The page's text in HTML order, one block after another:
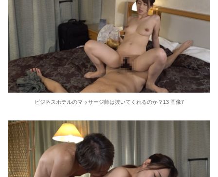
ビジネスホテルのマッサージ師は抜いてくれるのか？13 画像7